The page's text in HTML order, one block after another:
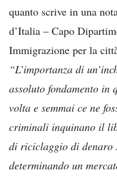
quanto scrive in una
d’Italia – Capo
Immigrazione per la
“L’importanza di
assoluto fondamento in
volta e semmai ce ne
criminali inquinano il
di riciclaggio di denaro
determinando un